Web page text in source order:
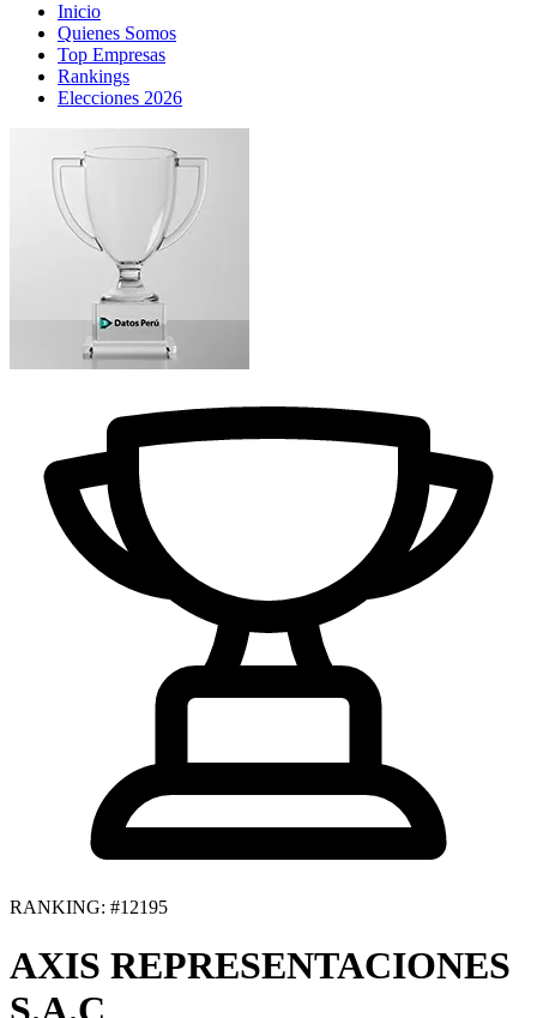
Inicio
Quienes Somos
Top Empresas
Rankings
Elecciones 2026
RANKING: #12195
AXIS REPRESENTACIONES